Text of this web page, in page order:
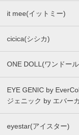
it mee(イットミー)
cicica(シシカ)
ONE DOLL(ワンドー
EYE GENIC by
ジェニック by エバー
eyestar(アイスター)